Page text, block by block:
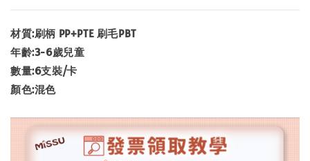
材質:刷柄 PP+PTE 刷毛PBT
年齡:3-6歲兒童
數量:6支裝/卡
顏色:混色